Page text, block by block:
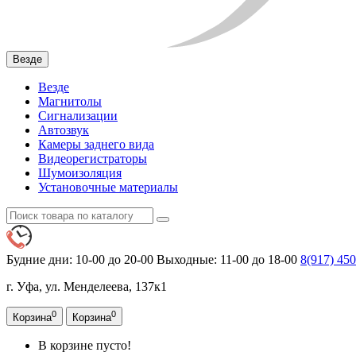
Везде
Везде
Магнитолы
Сигнализации
Автозвук
Камеры заднего вида
Видеорегистраторы
Шумоизоляция
Установочные материалы
Будние дни: 10-00 до 20-00 Выходные: 11-00 до 18-00 8(917)
г. Уфа, ул. Менделеева, 137к1
Корзина0 Корзина0
В корзине пусто!